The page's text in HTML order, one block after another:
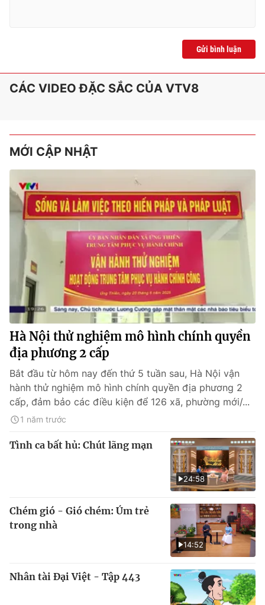
Gửi bình luận
CÁC VIDEO ĐẶC SẮC CỦA VTV8
MỚI CẬP NHẬT
Hà Nội thử nghiệm mô hình chính quyền
địa phương 2 cấp
Bắt đầu từ hôm nay đến thứ 5 tuần sau, Hà Nội vận
hành thử nghiệm mô hình chính quyền địa phương 2
cấp, đảm bảo các điều kiện để 126 xã, phường mới/...
1 năm trước
24:58
Tình ca bất hủ: Chút lãng mạn
14:52
Chém gió - Gió chém: Úm trẻ
trong nhà
Nhân tài Đại Việt - Tập 443